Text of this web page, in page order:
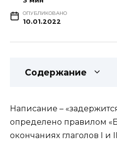
ОПУБЛИКОВАНО
10.01.2022
Содержание
Написание –
определено правилом
окончаниях глаголов I и